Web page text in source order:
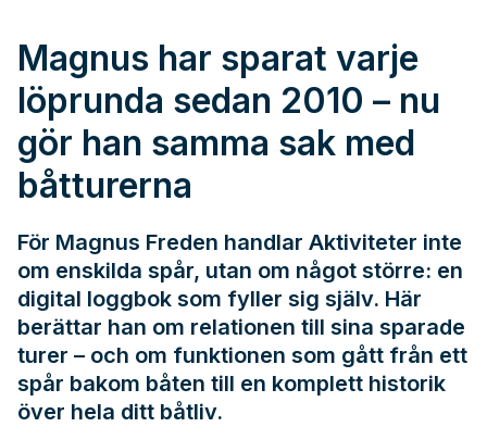
Magnus har sparat varje
löprunda sedan 2010 – nu
gör han samma sak med
båtturerna
För Magnus Freden handlar Aktiviteter inte
om enskilda spår, utan om något större: en
digital loggbok som fyller sig själv. Här
berättar han om relationen till sina sparade
turer – och om funktionen som gått från ett
spår bakom båten till en komplett historik
över hela ditt båtliv.